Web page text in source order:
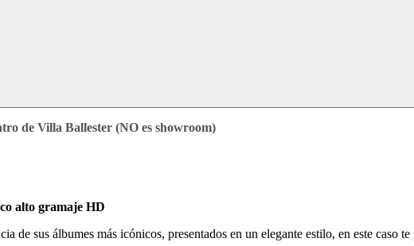
de Villa Ballester (NO es showroom)
alto gramaje HD
de sus álbumes más icónicos, presentados en un elegante estilo, en este caso